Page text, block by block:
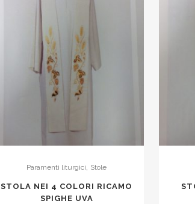
Paramenti liturgici, Stole
STOLA NEI 4 COLORI RICAMO
SPIGHE UVA